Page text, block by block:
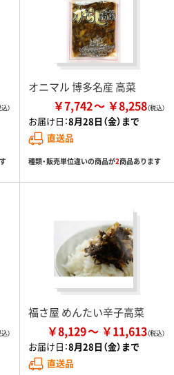
オニマル 博多名産 高菜
￥7,742 ￥8,258
お届け日：8月28日（金）まで
直送品
種類・販売単位違いの商品が2商品あります
福さ屋 めんたい辛子高菜
￥8,129 ￥11,613
お届け日：8月28日（金）まで
直送品